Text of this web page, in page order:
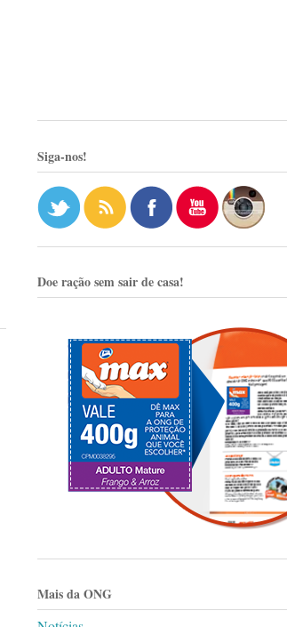
Siga-nos!
Doe ração sem sair de casa!
Mais da ONG